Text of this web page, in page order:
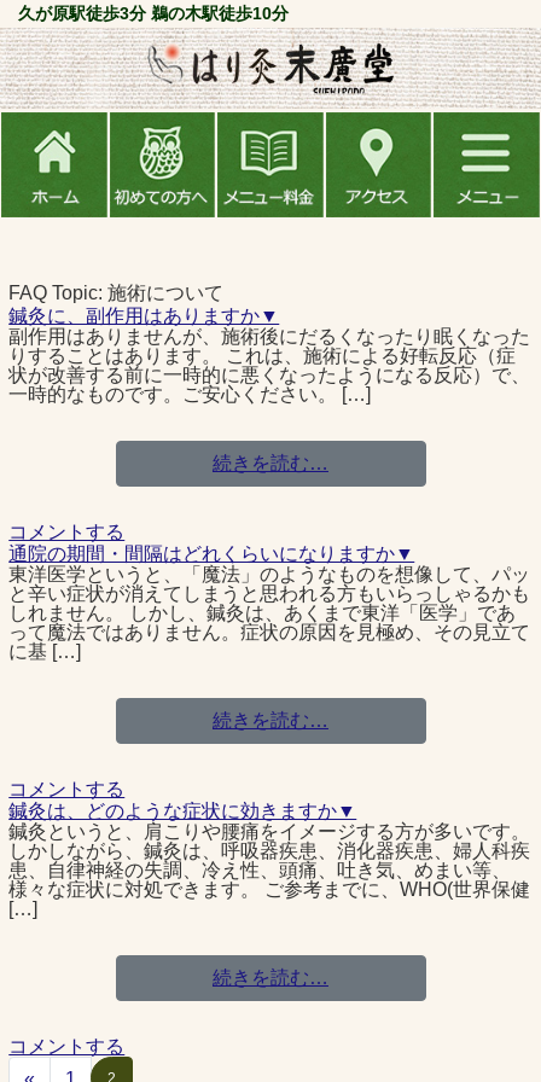
久が原駅徒歩3分 鵜の木駅徒歩10分
FAQ Topic:施術について
鍼灸に、副作用はありますか▼
副作用はありませんが、施術後にだるくなったり眠くなった
りすることはあります。 これは、施術による好転反応（症
状が改善する前に一時的に悪くなったようになる反応）で、
一時的なものです。ご安心ください。 […]
続きを読む…
コメントする
通院の期間・間隔はどれくらいになりますか▼
東洋医学というと、「魔法」のようなものを想像して、パッ
と辛い症状が消えてしまうと思われる方もいらっしゃるかも
しれません。 しかし、鍼灸は、あくまで東洋「医学」であ
って魔法ではありません。症状の原因を見極め、その見立て
に基 […]
続きを読む…
コメントする
鍼灸は、どのような症状に効きますか▼
鍼灸というと、肩こりや腰痛をイメージする方が多いです。
しかしながら、鍼灸は、呼吸器疾患、消化器疾患、婦人科疾
患、自律神経の失調、冷え性、頭痛、吐き気、めまい等、
様々な症状に対処できます。 ご参考までに、WHO(世界保健
[…]
続きを読む…
コメントする
2